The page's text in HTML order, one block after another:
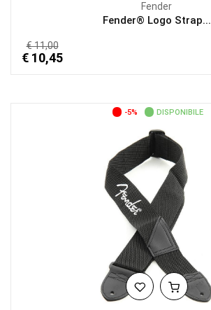
Fender
Fender® Logo Strap...
€ 11,00
€ 10,45
-5% DISPONIBILE